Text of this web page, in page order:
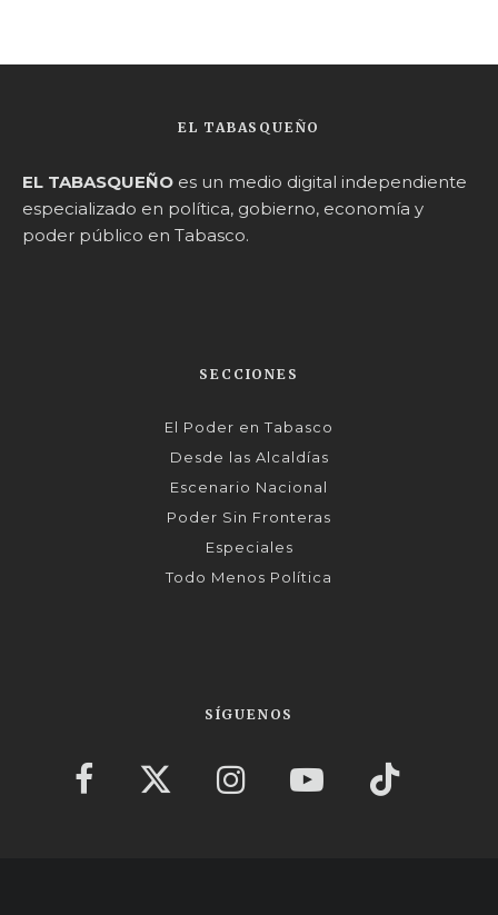
EL TABASQUEÑO
EL TABASQUEÑO es un medio digital independiente
especializado en política, gobierno, economía y
poder público en Tabasco.
SECCIONES
El Poder en Tabasco
Desde las Alcaldías
Escenario Nacional
Poder Sin Fronteras
Especiales
Todo Menos Política
SÍGUENOS